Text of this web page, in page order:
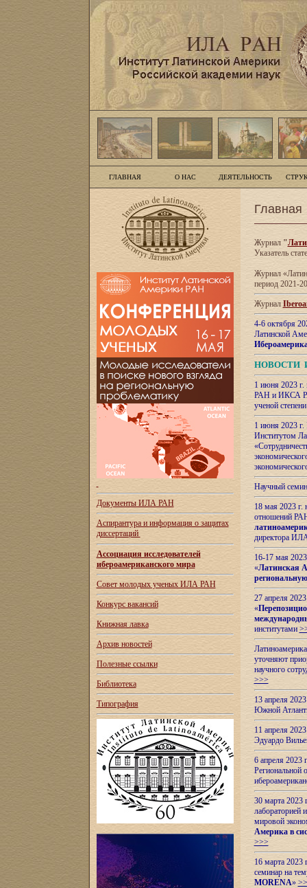
ГЛАВНАЯ О НАС ДЕЯТЕЛЬНОСТЬ
Документы ИЛА РАН
Аспирантура и информация о защитах
диссертаций
Ассоциация исследователей
ибероамериканского мира
Совет молодых ученых ИЛА РАН
Конкурс вакансий
Книжная лавка
Архив новостей
Полезные ссылки
Библиотека
Типография
Главная
Журнал"
Указатель
Журнал
период 2021-
Журнал
4-6 октября
Латинской
НОВОСТИ
1 июня 2023
РАН и ИКСА
ученой
1 июня 2023
Институтом
Научный
18 мая 2023
отношений
директора
16-17 мая
«Латинская
27 апреля
«
институтами
уточняют
научного
>>>
13 апреля
Южной
11 апреля
Эдуардо
6 апреля
Региональной
30 марта 2023
лабораторией
мировой
Америка в
>>>
16 марта 2023
семинар на
MORENA»